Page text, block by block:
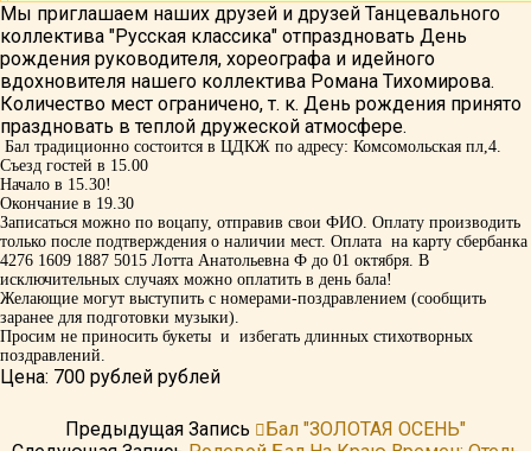
Мы приглашаем наших друзей и друзей Танцевального
коллектива "Русская классика" отпраздновать День
рождения руководителя, хореографа и идейного
вдохновителя нашего коллектива Романа Тихомирова.
Количество мест ограничено, т. к. День рождения принято
праздновать в теплой дружеской атмосфере.
Бал традиционно состоится в ЦДКЖ по адресу: Комсомольская пл,4.
Съезд гостей в 15.00
Начало в 15.30!
Окончание в 19.30
Записаться можно по воцапу, отправив свои ФИО. Оплату производить
только после подтверждения о наличии мест. Оплата на карту сбербанка
4276 1609 1887 5015 Лотта Анатольевна Ф до 01 октября. В
исключительных случаях можно оплатить в день бала!
Желающие могут выступить с номерами-поздравлением (сообщить
заранее для подготовки музыки).
Просим не приносить букеты и избегать длинных стихотворных
поздравлений.
Цена: 700 рублей рублей
Предыдущая Запись
Бал "ЗОЛОТАЯ ОСЕНЬ"